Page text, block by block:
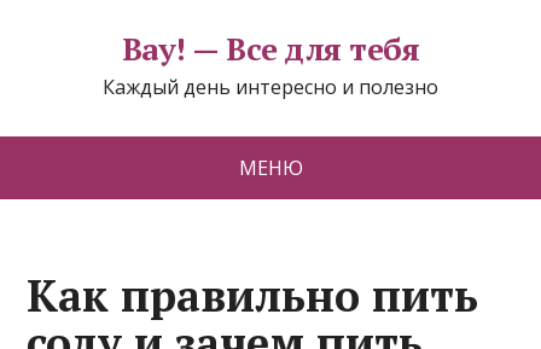
Вау! — Все для тебя
Каждый день интересно и полезно
МЕНЮ
Как правильнo пить